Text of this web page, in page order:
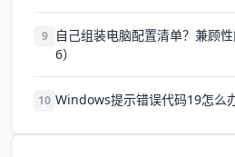
9
自己组装电脑配置清单？兼顾
6）
10 Windows提示错误代码19怎么